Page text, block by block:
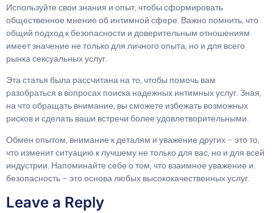
Используйте свои знания и опыт, чтобы сформировать
общественное мнение об интимной сфере. Важно помнить, что
общий подход к безопасности и доверительным отношениям
имеет значение не только для личного опыта, но и для всего
рынка сексуальных услуг.
Эта статья была рассчитана на то, чтобы помочь вам
разобраться в вопросах поиска надежных интимных услуг. Зная,
на что обращать внимание, вы сможете избежать возможных
рисков и сделать ваши встречи более удовлетворительными.
Обмен опытом, внимание к деталям и уважение других – это то,
что изменит ситуацию к лучшему не только для вас, но и для всей
индустрии. Напоминайте себе о том, что взаимное уважение и
безопасность – это основа любых высококачественных услуг.
Leave a Reply